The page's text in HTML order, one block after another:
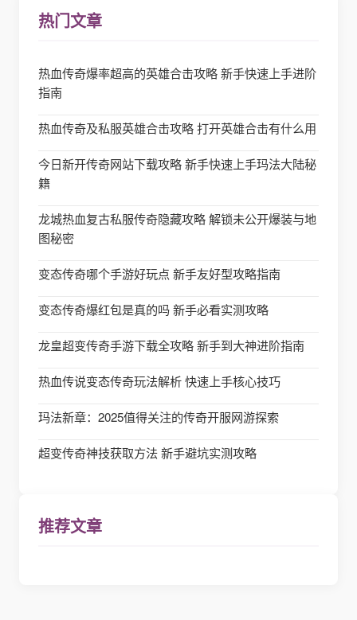
热门文章
热血传奇爆率超高的英雄合击攻略 新手快速上手进阶
指南
热血传奇及私服英雄合击攻略 打开英雄合击有什么用
今日新开传奇网站下载攻略 新手快速上手玛法大陆秘
籍
龙城热血复古私服传奇隐藏攻略 解锁未公开爆装与地
图秘密
变态传奇哪个手游好玩点 新手友好型攻略指南
变态传奇爆红包是真的吗 新手必看实测攻略
龙皇超变传奇手游下载全攻略 新手到大神进阶指南
热血传说变态传奇玩法解析 快速上手核心技巧
玛法新章：2025值得关注的传奇开服网游探索
超变传奇神技获取方法 新手避坑实测攻略
推荐文章